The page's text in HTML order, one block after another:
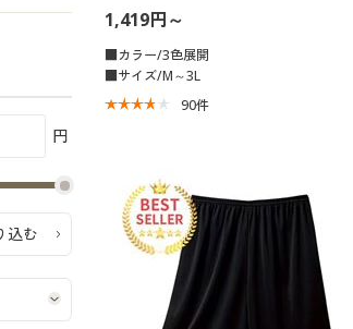
1,419円～
■カラー/3色展開
■サイズ/M～3L
90件
円